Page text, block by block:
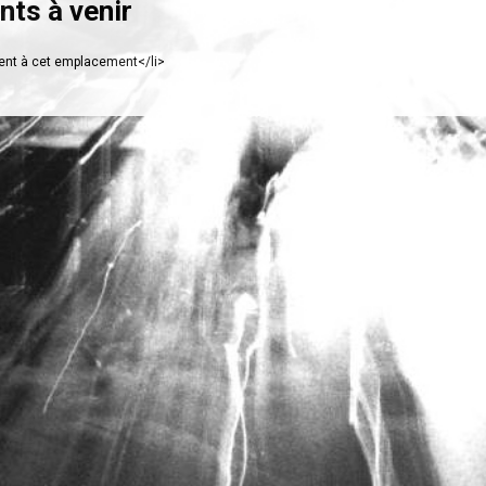
à venir
à cet emplacement</li>